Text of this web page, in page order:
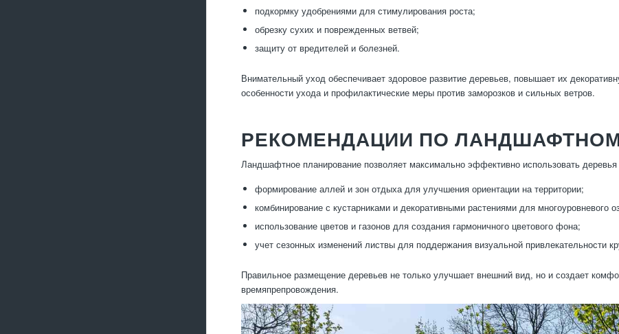
подкормку удобрениями для стимулирования роста;
обрезку сухих и поврежденных ветвей;
защиту от вредителей и болезней.
Внимательный уход обеспечивает здоровое развитие деревьев, повышает их
особенности ухода и профилактические меры против заморозков и сильных ветров.
РЕКОМЕНДАЦИИ ПО
Ландшафтное планирование позволяет максимально эффективно использовать деревья
формирование аллей и зон отдыха для улучшения ориентации на территории;
комбинирование с кустарниками и декоративными растениями для многоуровневого
использование цветов и газонов для создания гармоничного цветового фона;
учет сезонных изменений листвы для поддержания визуальной привлекательности
Правильное размещение деревьев не только улучшает внешний вид, но и создает
времяпрепровождения.